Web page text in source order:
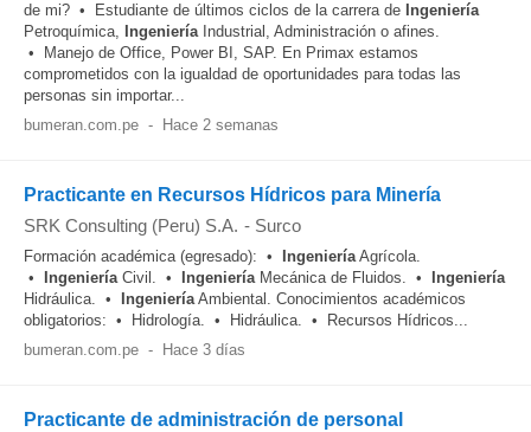
de mi? • Estudiante de últimos ciclos de la carrera de Ingeniería
Petroquímica,
IngenieríaIndustrial, Administración o afines.
• Manejo de Office, Power BI, SAP. En Primax estamos
comprometidos con la igualdad de oportunidades para todas las
personas sin importar...
bumeran.com.pe - Hace 2 semanas
Practicante en Recursos Hídricos para Minería
SRK Consulting (Peru) S.A. - Surco
Formación académica (egresado): • IngenieríaAgrícola.
•
IngenieríaCivil. • IngenieríaMecánica de Fluidos. •
Ingeniería
Hidráulica. •
IngenieríaAmbiental. Conocimientos académicos
obligatorios: • Hidrología. • Hidráulica. • Recursos Hídricos...
bumeran.com.pe - Hace 3 días
Practicante de administración de personal